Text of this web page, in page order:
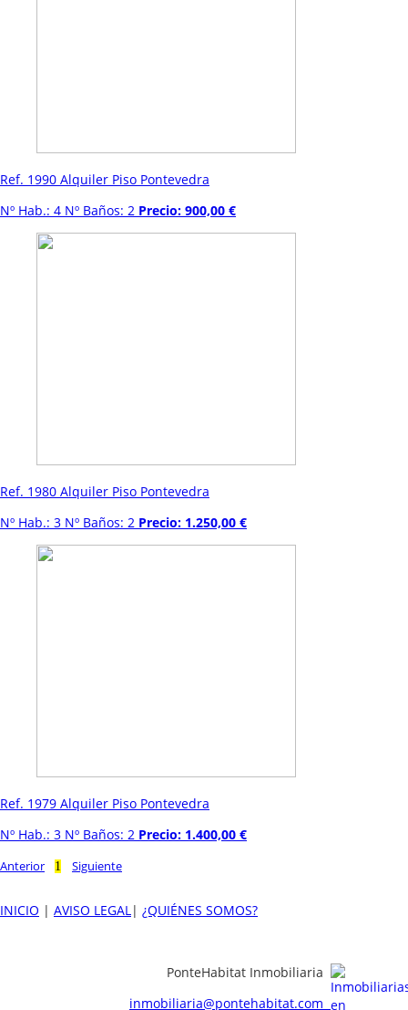
Ref. 1990 Alquiler Piso Pontevedra
Nº Hab.: 4 Nº Baños: 2 Precio: 900,00 €
Ref. 1980 Alquiler Piso Pontevedra
Nº Hab.: 3 Nº Baños: 2 Precio: 1.250,00 €
Ref. 1979 Alquiler Piso Pontevedra
Nº Hab.: 3 Nº Baños: 2 Precio: 1.400,00 €
Anterior 1 Siguiente
INICIO | AVISO LEGAL| ¿QUIÉNES SOMOS?
PonteHabitat Inmobiliaria
inmobiliaria@pontehabitat.com